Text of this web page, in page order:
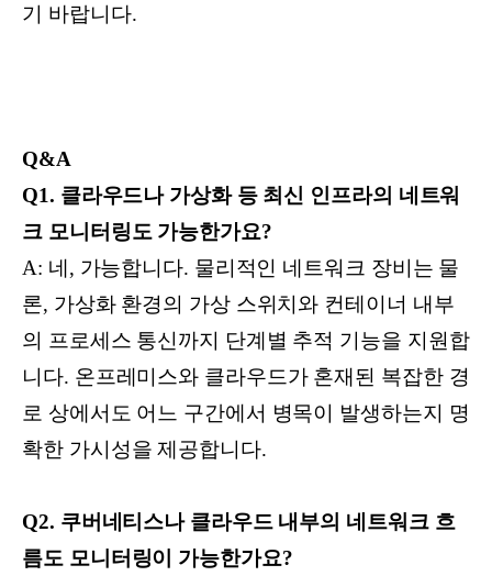
기 바랍니다.
Q&A
Q1. 클라우드나 가상화 등 최신 인프라의 네트워
크 모니터링도 가능한가요?
A: 네, 가능합니다. 물리적인 네트워크 장비는 물
론, 가상화 환경의 가상 스위치와 컨테이너 내부
의 프로세스 통신까지 단계별 추적 기능을 지원합
니다. 온프레미스와 클라우드가 혼재된 복잡한 경
로 상에서도 어느 구간에서 병목이 발생하는지 명
확한 가시성을 제공합니다.
Q2. 쿠버네티스나 클라우드 내부의 네트워크 흐
름도 모니터링이 가능한가요?